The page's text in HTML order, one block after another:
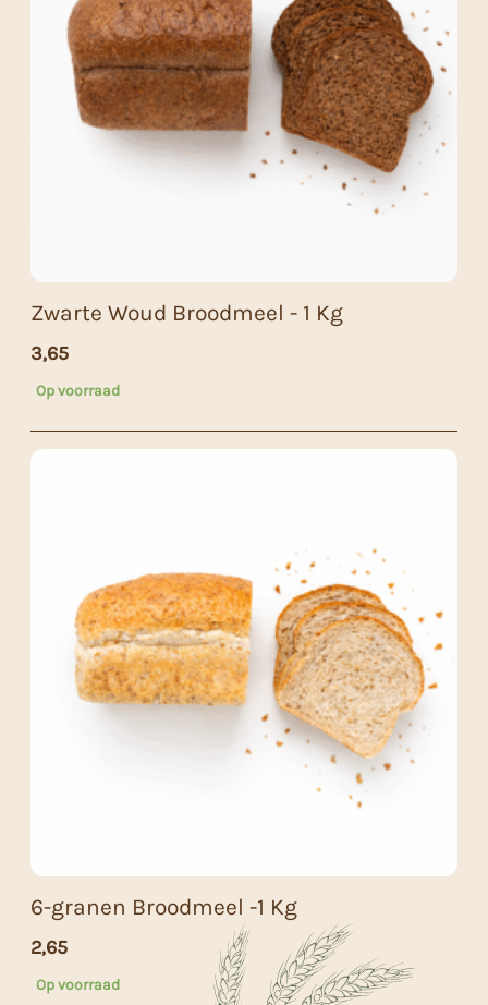
Zwarte Woud Broodmeel - 1 Kg
3,65
Op voorraad
6-granen Broodmeel -1 Kg
2,65
Op voorraad